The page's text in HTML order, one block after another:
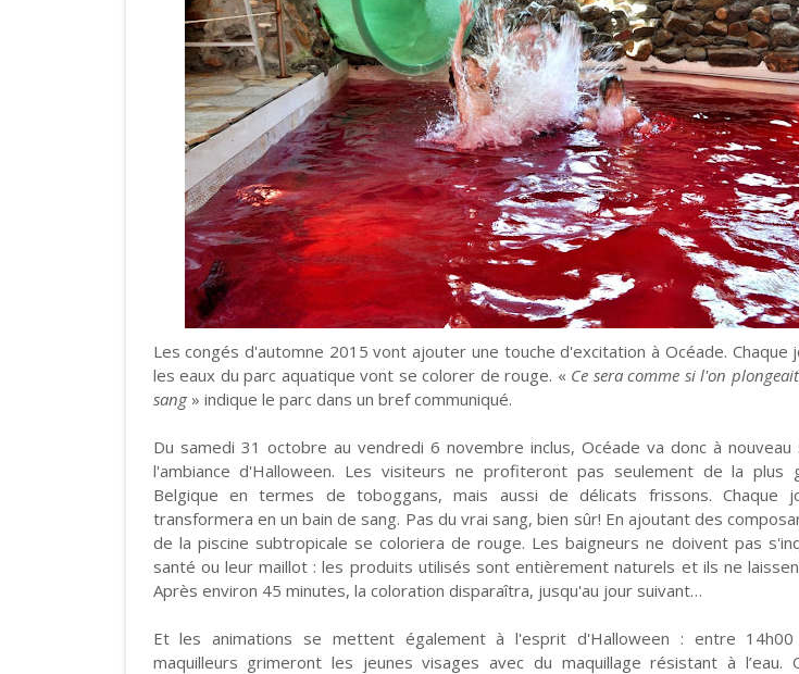
Les congés d'automne 2015 vont ajouter une touche d'excitation à Océade. Chaque
les eaux du parc aquatique vont se colorer de rouge. « Ce sera comme si l'on
sang» indique le parc dans un bref communiqué.
Du samedi 31 octobre au vendredi 6 novembre inclus, Océade va donc à nouveau
l'ambiance d'Halloween. Les visiteurs ne profiteront pas seulement de la plus
Belgique en termes de toboggans, mais aussi de délicats frissons. Chaque
transformera en un bain de sang. Pas du vrai sang, bien sûr! En ajoutant des
de la piscine subtropicale se coloriera de rouge. Les baigneurs ne doivent pas
santé ou leur maillot : les produits utilisés sont entièrement naturels et ils ne
Après environ 45 minutes, la coloration disparaîtra, jusqu'au jour suivant…
Et les animations se mettent également à l'esprit d'Halloween : entre
maquilleurs grimeront les jeunes visages avec du maquillage résistant à l’eau.